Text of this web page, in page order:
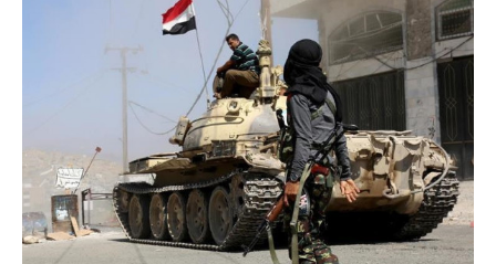
ilə bağlı əlavə təfərrüatlar açıqlanmayıb.